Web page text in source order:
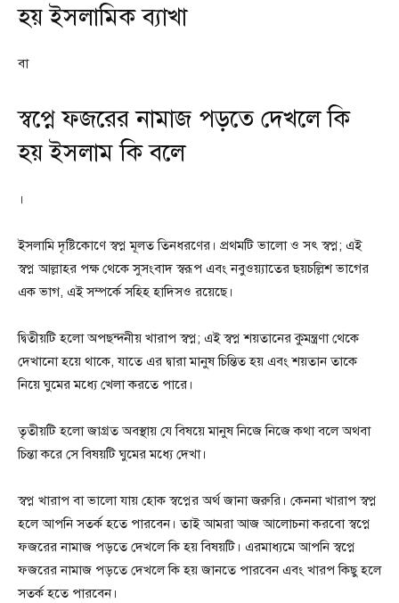
হয় ইসলামিক ব্যাখা
বা
স্বপ্নে ফজরের নামাজ পড়তে দেখলে কি
হয় ইসলাম কি বলে
।
ইসলামি দৃষ্টিকোণে স্বপ্ন মূলত তিনধরণের। প্রথমটি ভালো ও সৎ স্বপ্ন; এই
স্বপ্ন আল্লাহর পক্ষ থেকে সুসংবাদ স্বরূপ এবং নবুওয়্যাতের ছয়চল্লিশ ভাগের
এক ভাগ, এই সম্পর্কে সহিহ হাদিসও রয়েছে।
দ্বিতীয়টি হলো অপছন্দনীয় খারাপ স্বপ্ন; এই স্বপ্ন শয়তানের কুমন্ত্রণা থেকে
দেখানো হয়ে থাকে, যাতে এর দ্বারা মানুষ চিন্তিত হয় এবং শয়তান তাকে
নিয়ে ঘুমের মধ্যে খেলা করতে পারে।
তৃতীয়টি হলো জাগ্রত অবস্থায় যে বিষয়ে মানুষ নিজে নিজে কথা বলে অথবা
চিন্তা করে সে বিষয়টি ঘুমের মধ্যে দেখা।
স্বপ্ন খারাপ বা ভালো যায় হোক স্বপ্নের অর্থ জানা জরুরি। কেননা খারাপ স্বপ্ন
হলে আপনি সতর্ক হতে পারবেন। তাই আমরা আজ আলোচনা করবো স্বপ্নে
ফজরের নামাজ পড়তে দেখলে কি হয় বিষয়টি। এরমাধ্যমে আপনি স্বপ্নে
ফজরের নামাজ পড়তে দেখলে কি হয় জানতে পারবেন এবং খারপ কিছু হলে
সতর্ক হতে পারবেন।